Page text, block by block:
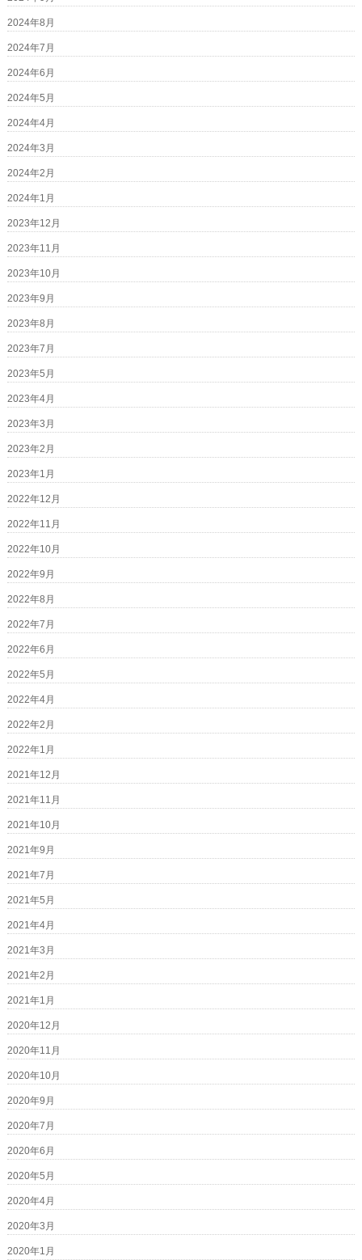
2024年8月
2024年7月
2024年6月
2024年5月
2024年4月
2024年3月
2024年2月
2024年1月
2023年12月
2023年11月
2023年10月
2023年9月
2023年8月
2023年7月
2023年5月
2023年4月
2023年3月
2023年2月
2023年1月
2022年12月
2022年11月
2022年10月
2022年9月
2022年8月
2022年7月
2022年6月
2022年5月
2022年4月
2022年2月
2022年1月
2021年12月
2021年11月
2021年10月
2021年9月
2021年7月
2021年5月
2021年4月
2021年3月
2021年2月
2021年1月
2020年12月
2020年11月
2020年10月
2020年9月
2020年7月
2020年6月
2020年5月
2020年4月
2020年3月
2020年1月